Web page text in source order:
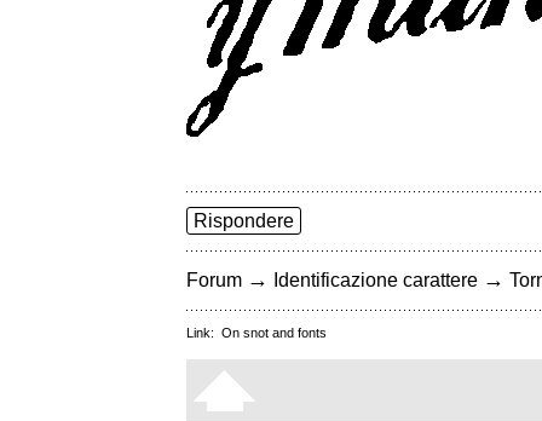
Rispondere
Forum → Identificazione carattere →
Link: On snot and fonts